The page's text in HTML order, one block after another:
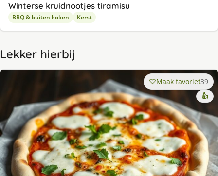
Winterse kruidnootjes tiramisu
BBQ & buiten koken Kerst
Lekker hierbij
Maak favoriet39
👍